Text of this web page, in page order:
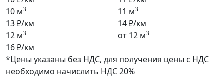
10 м3
13 ₽/км
11 м3
14 ₽/км
12 м3
16 ₽/км
от 12 м3
*Цены указаны без НДС, для получения цены с НДС
необходимо начислить НДС 20%